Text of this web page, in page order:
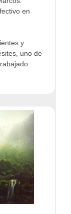
en
y
uno de